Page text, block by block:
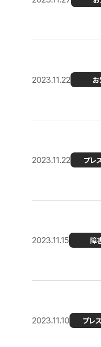
2023.11.22
2023.11.22 プレ
2023.11.15 障
2023.11.10 プレ